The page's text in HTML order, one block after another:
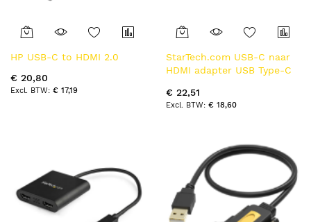
HP USB-C to HDMI 2.0
€ 20,80
€ 17,19
StarTech.com USB-C naar
HDMI adapter USB Type-C
wit
€ 22,51
€ 18,60